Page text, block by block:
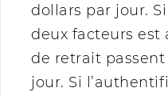
dollars par jour.
deux facteurs est
de retrait
jour. Si